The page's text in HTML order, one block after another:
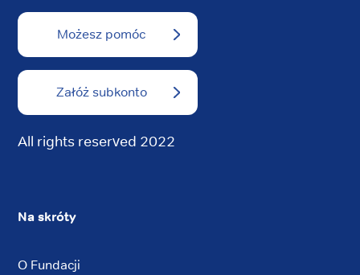
Możesz pomóc
Załóż subkonto
All rights reserved 2022
Na skróty
O Fundacji